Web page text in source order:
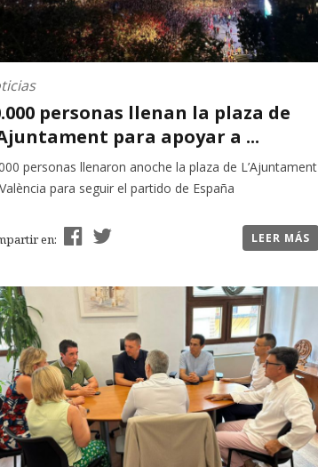
personas llenan la plaza de
para apoyar a ...
personas llenaron anoche la plaza de L’Ajuntament
para seguir el partido de España
en: LEER MÁS